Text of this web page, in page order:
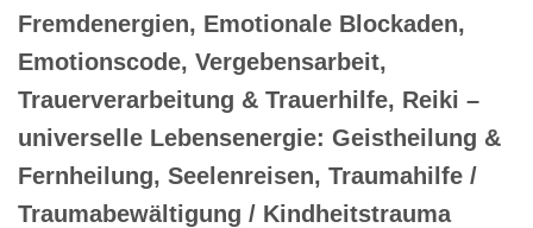
Fremdenergien, Emotionale Blockaden,
Emotionscode, Vergebensarbeit,
Trauerverarbeitung & Trauerhilfe, Reiki –
universelle Lebensenergie: Geistheilung &
Fernheilung, Seelenreisen, Traumahilfe /
Traumabewältigung / Kindheitstrauma